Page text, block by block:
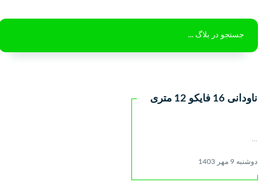
ناودانی 16 فایکو 12 متری
دوشنبه 9 مهر 1403